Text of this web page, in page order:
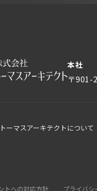
本社
〒901-
トーマスアーキテクトについて
トへの対応方針 プライバシ